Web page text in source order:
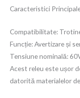
Caracteristici
Compatibilitate:
Funcție: Avertizare și
Tensiune nominală:
Acest releu este ușor
datorită materialelor